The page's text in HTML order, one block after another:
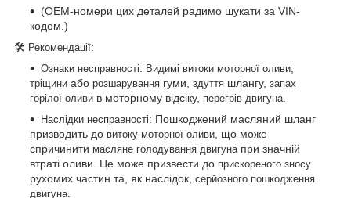
(OEM-номери цих деталей радимо шукати за VIN-
кодом.)
🛠 Рекомендації:
Ознаки несправності: Видимі витоки моторної оливи
тріщини або розшарування гуми, здуття шлангу, запах
горілої оливи в моторному відсіку, перегрів двигуна
Наслідки несправності: Пошкоджений масляний шланг
призводить до витоку моторної оливи , що може
спричинити масляне голодування двигуна при значній
втраті оливи. Це може призвести до прискореного зносу
рухомих частин та, як наслідок, серйозного пошкодження
двигуна